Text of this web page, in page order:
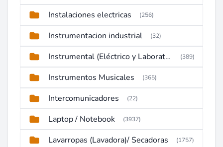
Instalaciones electricas (256)
Instrumentacion industrial (32)
Instrumental (Eléctrico y Laboratorio) (389)
Instrumentos Musicales (365)
Intercomunicadores (22)
Laptop / Notebook (3937)
Lavarropas (Lavadora)/ Secadoras (1757)